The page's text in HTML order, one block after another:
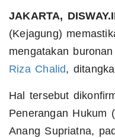
JAKARTA,
(Kejagung)
mengatakan
Riza Chalid,
Hal tersebut
Penerangan Hukum
Anang Supriatna,